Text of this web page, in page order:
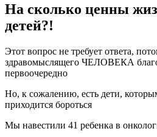
На сколько ценны
детей?!
Этот вопрос не требует ответа,
здравомыслящего ЧЕЛОВЕКА
первоочередно
Но, к сожалению, есть дети,
приходится бороться
Мы навестили 41 ребенка в